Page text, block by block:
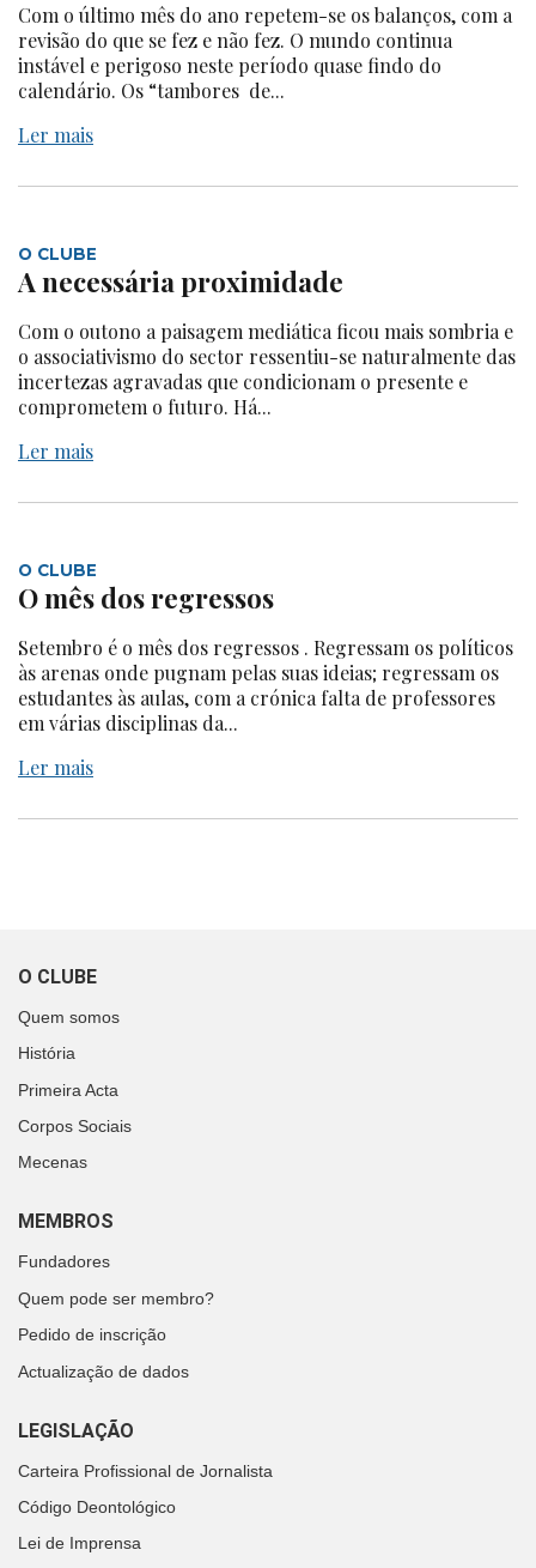
Com o último mês do ano repetem-se os balanços, com a
revisão do que se fez e não fez. O mundo continua
instável e perigoso neste período quase findo do
calendário. Os “tambores de...
Ler mais
O CLUBE
A necessária proximidade
Com o outono a paisagem mediática ficou mais sombria e
o associativismo do sector ressentiu-se naturalmente das
incertezas agravadas que condicionam o presente e
comprometem o futuro. Há...
Ler mais
O CLUBE
O mês dos regressos
Setembro é o mês dos regressos . Regressam os políticos
às arenas onde pugnam pelas suas ideias; regressam os
estudantes às aulas, com a crónica falta de professores
em várias disciplinas da...
Ler mais
O CLUBE
Quem somos
História
Primeira Acta
Corpos Sociais
Mecenas
MEMBROS
Fundadores
Quem pode ser membro?
Pedido de inscrição
Actualização de dados
LEGISLAÇÃO
Carteira Profissional de Jornalista
Código Deontológico
Lei de Imprensa